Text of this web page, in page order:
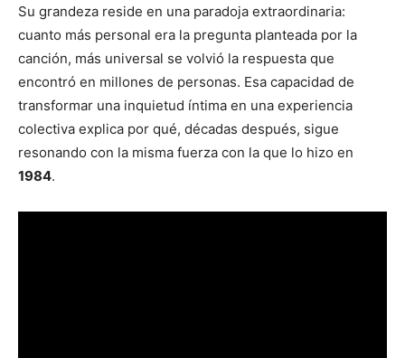
Su grandeza reside en una paradoja extraordinaria:
cuanto más personal era la pregunta planteada por la
canción, más universal se volvió la respuesta que
encontró en millones de personas. Esa capacidad de
transformar una inquietud íntima en una experiencia
colectiva explica por qué, décadas después, sigue
resonando con la misma fuerza con la que lo hizo en
1984.